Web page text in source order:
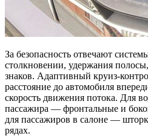
За безопасность отвечают
столкновении, удержания
знаков. Адаптивный круиз-
расстояние до автомобиля
скорость движения потока. Для
пассажира — фронтальные и
для пассажиров в салоне —
рядах.